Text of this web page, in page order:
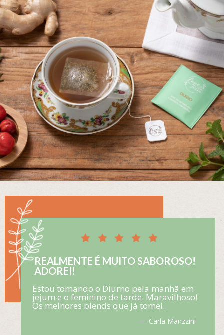
REALMENTE É MUITO SABOROSO!
ADOREI!
Estou tomando o Diurno pela manhã em
jejum e o feminino de tarde. Maravilhoso!
Os melhores blends que já tomei.
— Carla Manzzini